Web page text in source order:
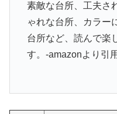
素敵な台所、工夫さ
ゃれな台所、カラー
台所など、読んで楽
す。-amazonより引用